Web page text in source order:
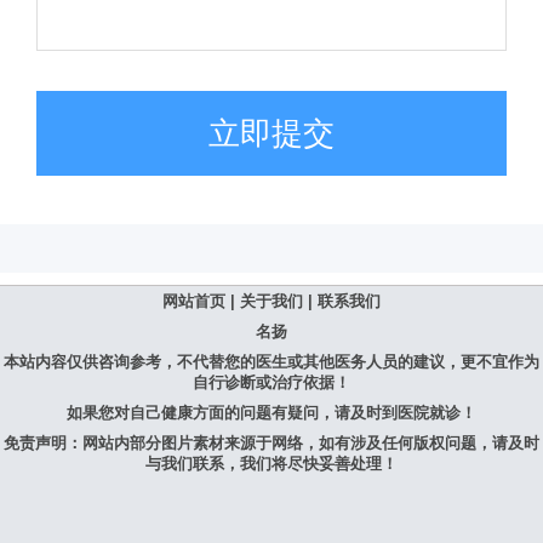
立即提交
网站首页 关于我们
联系我们
名扬
本站内容仅供咨询参考，不代替您的医生或其他医务人员的建议，更不宜作为
自行诊断或治疗依据！
如果您对自己健康方面的问题有疑问，请及时到医院就诊！
免责声明：网站内部分图片素材来源于网络，如有涉及任何版权问题，请及时
与我们联系，我们将尽快妥善处理！